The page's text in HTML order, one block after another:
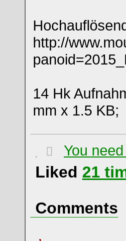
http://
14 Hk
mm x 1.5 KB;
You
Liked 21
Comments